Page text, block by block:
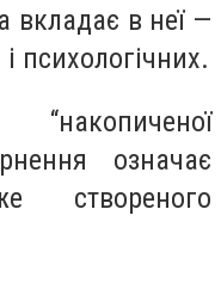
вкладає в неї —
психологічних.
означає
створеного